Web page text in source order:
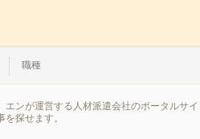
職種
ンが運営する人材派遣会社のポータルサ
探せます。